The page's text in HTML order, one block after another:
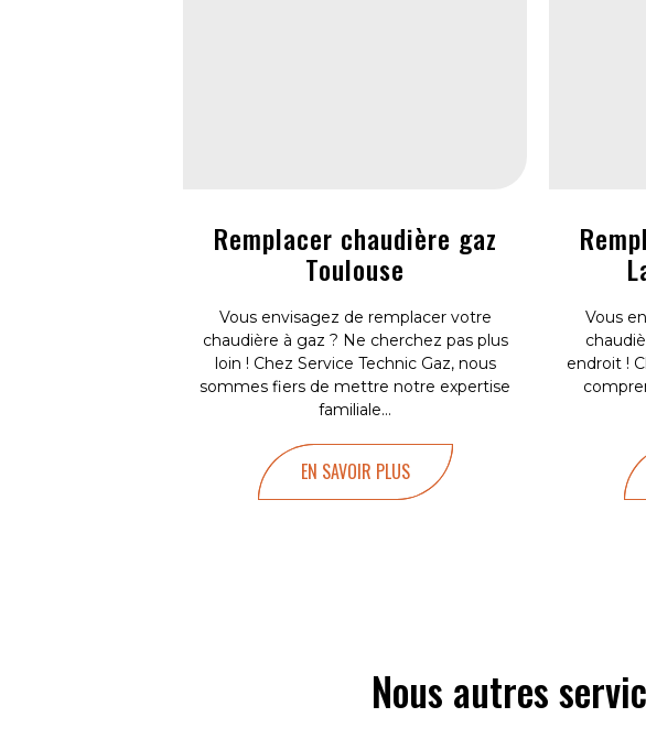
Remplacer chaudière gaz
Toulouse
Vous envisagez de remplacer votre
chaudière à gaz ? Ne cherchez pas plus
loin ! Chez Service Technic Gaz, nous
sommes fiers de mettre notre expertise
familiale...
EN SAVOIR PLUS
Vous
endroit !
Nous autres